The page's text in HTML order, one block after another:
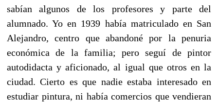
sabían algunos de los profesores y parte del
alumnado. Yo en 1939 había matriculado en San
Alejandro, centro que abandoné por la penuria
económica de la familia; pero seguí de pintor
autodidacta y aficionado, al igual que otros en la
ciudad. Cierto es que nadie estaba interesado en
estudiar pintura, ni había comercios que vendieran